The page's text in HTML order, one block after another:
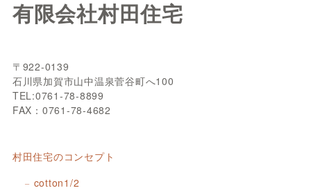
有限会社村田住宅
〒922-0139
石川県加賀市山中温泉菅谷町へ100
TEL:0761-78-8899
FAX：0761-78-4682
村田住宅のコンセプト
cotton1/2